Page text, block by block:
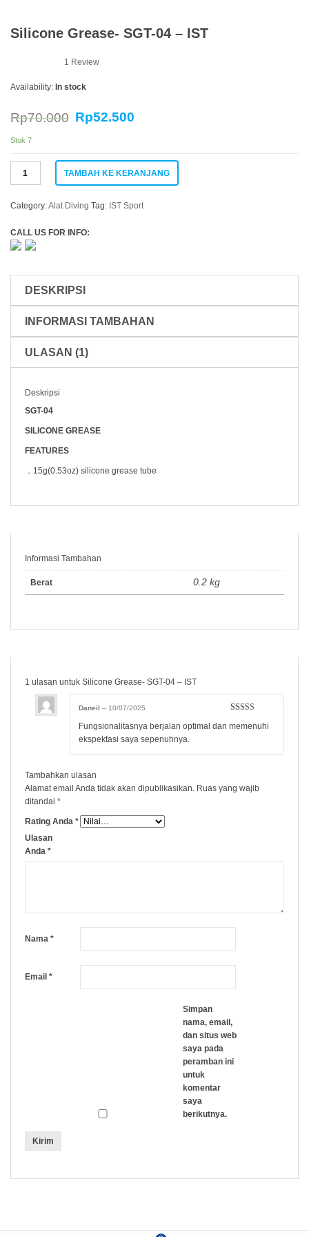
Silicone Grease- SGT-04 – IST
1 Review
Availability: In stock
Rp70.000 Rp52.500
Stok 7
SGT-
-
IST
TAMBAH KE KERANJANG
Category:Alat Diving Tag: IST Sport
CALL US FOR INFO:
DESKRIPSI
INFORMASI TAMBAHAN
ULASAN (1)
Deskripsi
SGT-04
SILICONE GREASE
FEATURES
．15g(0.53oz) silicone grease tube
Informasi Tambahan
Berat 0.2 kg
1 ulasan untuk Silicone Grease- SGT-04 – IST
5
Daneil – 10/07/2025
Fungsionalitasnya berjalan optimal dan memenuhi
ekspektasi saya sepenuhnya.
Tambahkan ulasan
Alamat email Anda tidak akan dipublikasikan. Ruas yang wajib
ditandai *
Rating Anda *
Ulasan
Anda *
Nama *
Email *
Simpan
nama, email,
dan situs web
saya pada
peramban ini
untuk
komentar
saya
berikutnya.